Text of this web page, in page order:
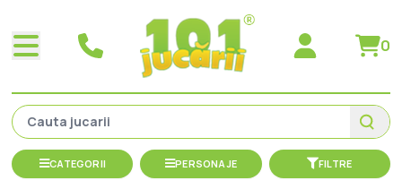
0
CATEGORII PERSONAJE FILTRE